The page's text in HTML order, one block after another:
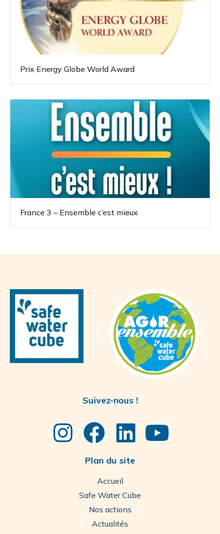
Prix Energy Globe World Award
France 3 – Ensemble c’est mieux
Suivez-nous !
Plan du site
Accueil
Safe Water Cube
Nos actions
Actualités